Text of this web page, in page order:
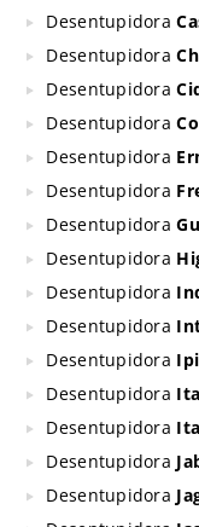
Desentupidora
Desentupidora
Desentupidora
Desentupidora
Desentupidora
Desentupidora
Desentupidora
Desentupidora
Desentupidora
Desentupidora
Desentupidora
Desentupidora
Desentupidora
Desentupidora
Desentupidora